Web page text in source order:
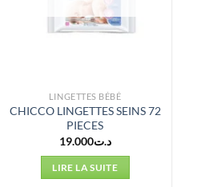
LINGETTES BÉBÉ
CHICCO LINGETTES SEINS 72
PIECES
د.ت19.000
LIRE LA SUITE